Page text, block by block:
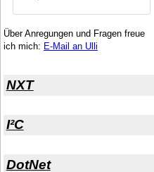
Über Anregungen und Fragen freue
ich mich: E-Mail an Ulli
NXT
I²C
DotNet